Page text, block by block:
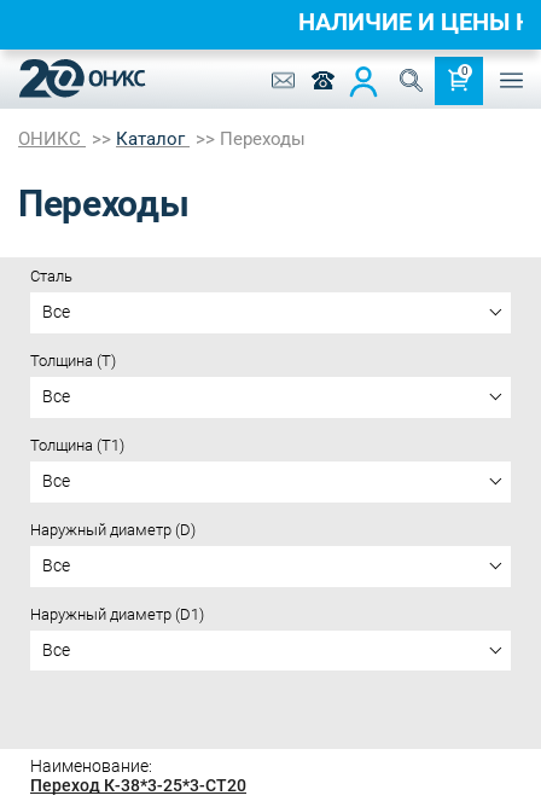
0
ОНИКС Каталог Переходы
Переходы
Сталь
Все
Толщина (T)
Все
Толщина (T1)
Все
Наружный диаметр (D)
Все
Наружный диаметр (D1)
Все
Переход К-38*3-25*3-СТ20
НАЛИЧИЕ И